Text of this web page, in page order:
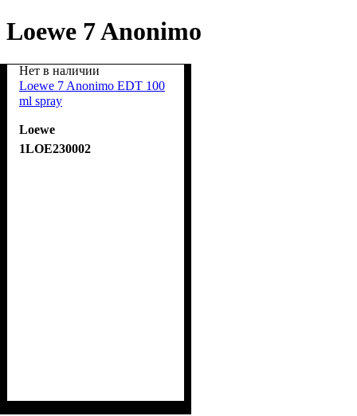
Loewe 7 Anonimo
Нет в наличии
Loewe 7 Anonimo EDT 100
ml spray
Loewe
1LOE230002